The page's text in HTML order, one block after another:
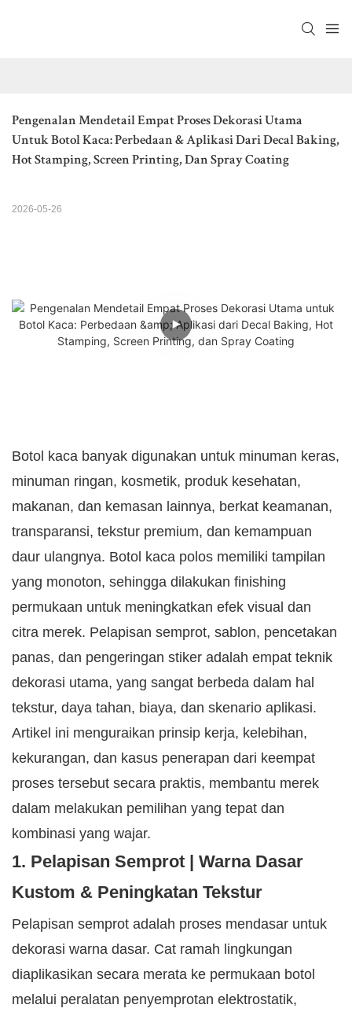
Pengenalan Mendetail Empat Proses Dekorasi Utama
Untuk Botol Kaca: Perbedaan & Aplikasi Dari Decal Baking,
Hot Stamping, Screen Printing, Dan Spray Coating
2026-05-26
Botol kaca banyak digunakan untuk minuman keras,
minuman ringan, kosmetik, produk kesehatan,
makanan, dan kemasan lainnya, berkat keamanan,
transparansi, tekstur premium, dan kemampuan
daur ulangnya. Botol kaca polos memiliki tampilan
yang monoton, sehingga dilakukan finishing
permukaan untuk meningkatkan efek visual dan
citra merek. Pelapisan semprot, sablon, pencetakan
panas, dan pengeringan stiker adalah empat teknik
dekorasi utama, yang sangat berbeda dalam hal
tekstur, daya tahan, biaya, dan skenario aplikasi.
Artikel ini menguraikan prinsip kerja, kelebihan,
kekurangan, dan kasus penerapan dari keempat
proses tersebut secara praktis, membantu merek
dalam melakukan pemilihan yang tepat dan
kombinasi yang wajar.
1. Pelapisan Semprot | Warna Dasar
Kustom & Peningkatan Tekstur
Pelapisan semprot adalah proses mendasar untuk
dekorasi warna dasar. Cat ramah lingkungan
diaplikasikan secara merata ke permukaan botol
melalui peralatan penyemprotan elektrostatik,